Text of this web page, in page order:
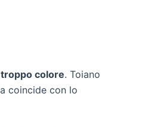
troppo colore. Toiano
coincide con lo